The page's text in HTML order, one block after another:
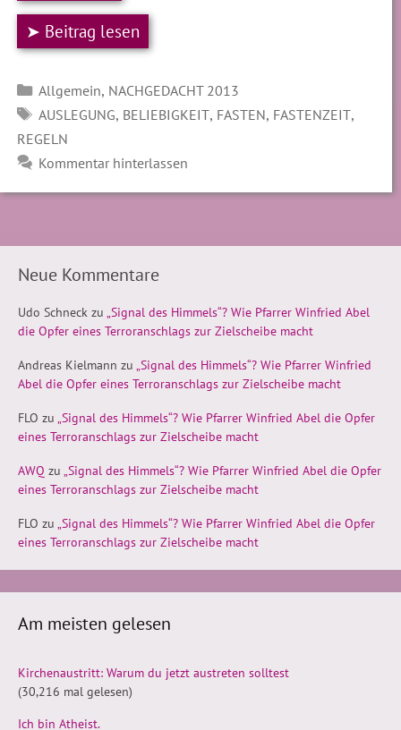
➤ Beitrag lesen
Kategorien
Allgemein, NACHGEDACHT 2013
SCHLAGWÖRTER
AUSLEGUNG, BELIEBIGKEIT, FASTEN, FASTENZEIT,
REGELN
Kommentar hinterlassen
Neue Kommentare
Udo Schneck zu „Signal des Himmels“? Wie Pfarrer Winfried Abel
die Opfer eines Terroranschlags zur Zielscheibe macht
Andreas Kielmann zu „Signal des Himmels“? Wie Pfarrer Winfried
Abel die Opfer eines Terroranschlags zur Zielscheibe macht
FLO zu „Signal des Himmels“? Wie Pfarrer Winfried Abel die Opfer
eines Terroranschlags zur Zielscheibe macht
AWQ zu „Signal des Himmels“? Wie Pfarrer Winfried Abel die Opfer
eines Terroranschlags zur Zielscheibe macht
FLO zu „Signal des Himmels“? Wie Pfarrer Winfried Abel die Opfer
eines Terroranschlags zur Zielscheibe macht
Am meisten gelesen
Kirchenaustritt: Warum du jetzt austreten solltest
(30,216 mal gelesen)
Ich bin Atheist.